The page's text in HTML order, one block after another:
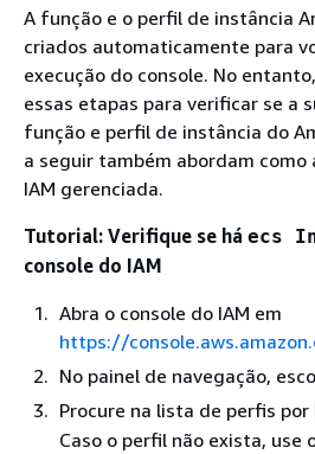
A função e o perfil de instância
criados automaticamente para
execução do console. No
essas etapas para verificar se a
função e perfil de instância do
a seguir também abordam como
IAM gerenciada.
Tutorial: Verifique se há ecs
console do IAM
Abra o console do IAM em
https://
No painel de navegação,
Procure na lista de perfis por
Caso o perfil não exista, use